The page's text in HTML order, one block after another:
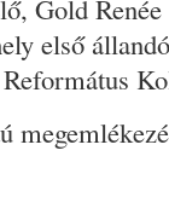
Gold
első